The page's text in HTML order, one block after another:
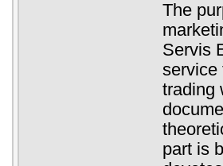
The
Servis
service
trading
part is